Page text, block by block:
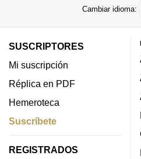
Cambiar idioma:
SUSCRIPTORES
Mi suscripción
Réplica en PDF
Hemeroteca
Suscríbete
REGISTRADOS